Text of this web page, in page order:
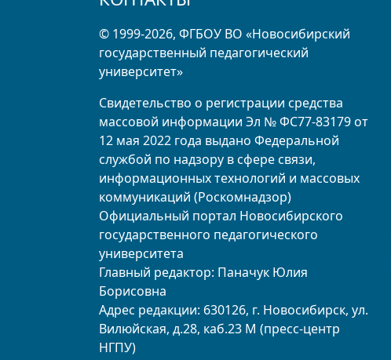
© 1999-2026, ФГБОУ ВО «Новосибирский
государственный педагогический
университет»
Свидетельство о регистрации средства
массовой информации Эл № ФС77-83179 от
12 мая 2022 года выдано Федеральной
службой по надзору в сфере связи,
информационных технологий и массовых
коммуникаций (Роскомнадзор)
Официальный портал Новосибирского
государственного педагогического
университета
Главный редактор: Паначук Юлия
Борисовна
Адрес редакции: 630126, г. Новосибирск, ул.
Вилюйская, д.28, каб.23 М (пресс-центр
НГПУ)